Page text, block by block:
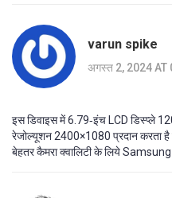
varun spike
अगस्त 2, 2024 AT
इस डिवाइस में 6.79‑इंच LCD डिस्प्ले
रेजोल्यूशन 2400×1080 प्रदान करता है
बेहतर कैमरा क्वालिटी के लिये